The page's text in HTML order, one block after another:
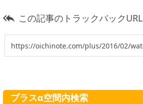
 この記事のトラックバックURL
プラスα空間内検索